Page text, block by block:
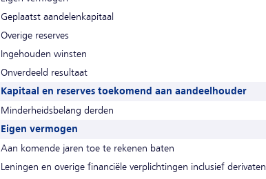
Geplaatst aandelenkapitaal
Overige reserves
Ingehouden winsten
Onverdeeld resultaat
Kapitaal en reserves toekomend aan aandeelhouder
Minderheidsbelang derden
Eigen vermogen
Aan komende jaren toe te rekenen baten
Leningen en overige financiële verplichtingen inclusief derivaten